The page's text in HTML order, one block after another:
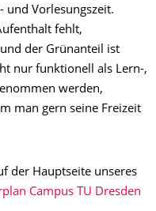
und Vorlesungszeit.
fehlt,
der Grünanteil ist
nur funktionell als Lern-,
werden,
man gern seine Freizeit
der Hauptseite unseres
Campus TU Dresden